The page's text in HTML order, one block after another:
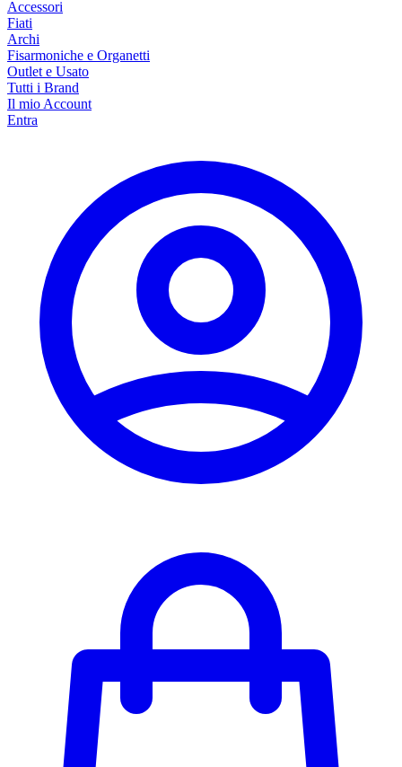
Accessori
Fiati
Archi
Fisarmoniche e Organetti
Outlet e Usato
Tutti i Brand
Il mio Account
Entra